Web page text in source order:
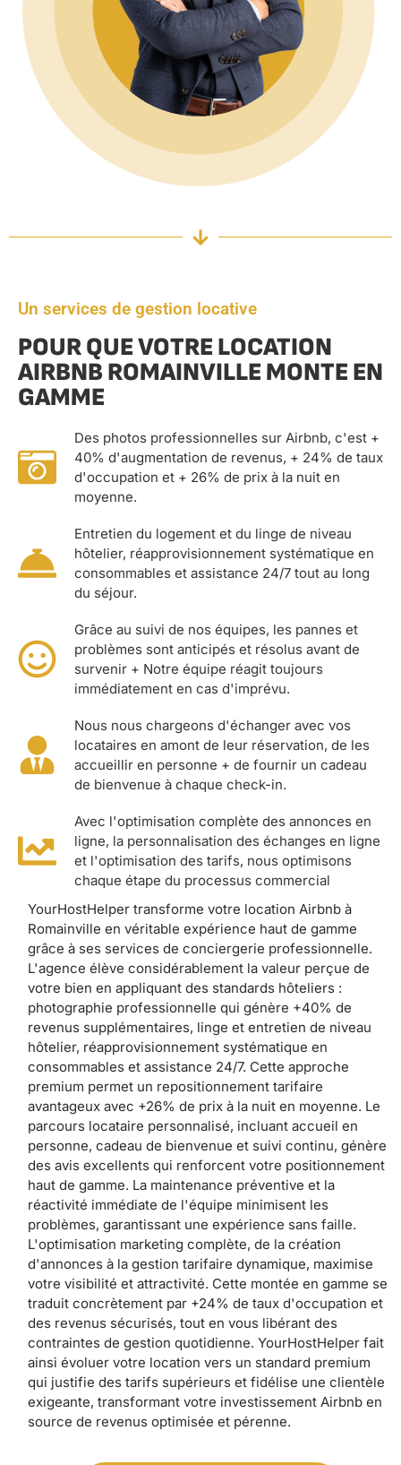
Un services de gestion locative
POUR QUE VOTRE LOCATION
AIRBNB ROMAINVILLE MONTE EN
GAMME
Des photos professionnelles sur Airbnb, c'est +
40% d'augmentation de revenus, + 24% de taux
d'occupation et + 26% de prix à la nuit en
moyenne.
Entretien du logement et du linge de niveau
hôtelier, réapprovisionnement systématique en
consommables et assistance 24/7 tout au long
du séjour.
Grâce au suivi de nos équipes, les pannes et
problèmes sont anticipés et résolus avant de
survenir + Notre équipe réagit toujours
immédiatement en cas d'imprévu.
Nous nous chargeons d'échanger avec vos
locataires en amont de leur réservation, de les
accueillir en personne + de fournir un cadeau
de bienvenue à chaque check-in.
Avec l'optimisation complète des annonces en
ligne, la personnalisation des échanges en ligne
et l'optimisation des tarifs, nous optimisons
chaque étape du processus commercial
YourHostHelper transforme votre location Airbnb à
Romainville en véritable expérience haut de gamme
grâce à ses services de conciergerie professionnelle.
L'agence élève considérablement la valeur perçue de
votre bien en appliquant des standards hôteliers :
photographie professionnelle qui génère +40% de
revenus supplémentaires, linge et entretien de niveau
hôtelier, réapprovisionnement systématique en
consommables et assistance 24/7. Cette approche
premium permet un repositionnement tarifaire
avantageux avec +26% de prix à la nuit en moyenne. Le
parcours locataire personnalisé, incluant accueil en
personne, cadeau de bienvenue et suivi continu, génère
des avis excellents qui renforcent votre positionnement
haut de gamme. La maintenance préventive et la
réactivité immédiate de l'équipe minimisent les
problèmes, garantissant une expérience sans faille.
L'optimisation marketing complète, de la création
d'annonces à la gestion tarifaire dynamique, maximise
votre visibilité et attractivité. Cette montée en gamme se
traduit concrètement par +24% de taux d'occupation et
des revenus sécurisés, tout en vous libérant des
contraintes de gestion quotidienne. YourHostHelper fait
ainsi évoluer votre location vers un standard premium
qui justifie des tarifs supérieurs et fidélise une clientèle
exigeante, transformant votre investissement Airbnb en
source de revenus optimisée et pérenne.